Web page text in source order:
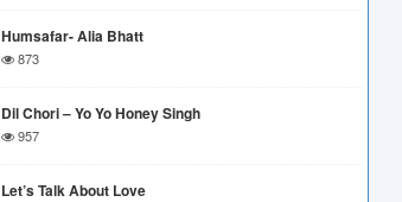
Humsafar- Alia Bhatt
873
Dil Chori – Yo Yo Honey Singh
957
Let’s Talk About Love